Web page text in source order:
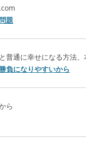
題
普通に幸せになる方法
負になりやすいから
ら